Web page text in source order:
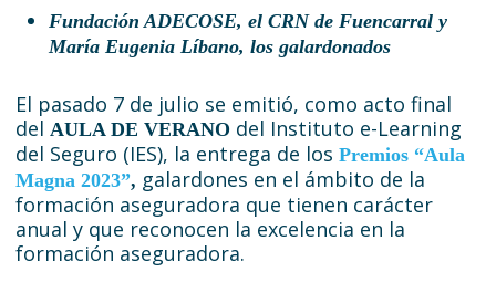
Fundación ADECOSE, el CRN de Fuencarral y
María Eugenia Líbano, los galardonados
El pasado 7 de julio se emitió, como acto final
del AULA DE VERANO del Instituto e-Learning
del Seguro (IES), la entrega de los Premios “Aula
Magna 2023”, galardones en el ámbito de la
formación aseguradora que tienen carácter
anual y que reconocen la excelencia en la
formación aseguradora.